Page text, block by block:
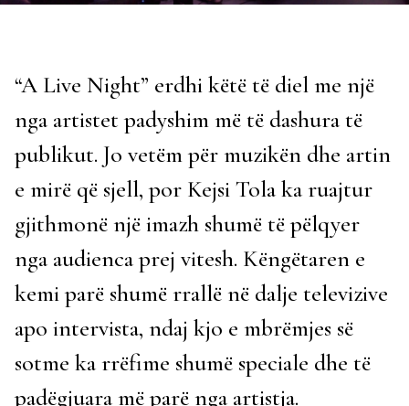
“A Live Night” erdhi këtë të diel me një
nga artistet padyshim më të dashura të
publikut. Jo vetëm për muzikën dhe artin
e mirë që sjell, por Kejsi Tola ka ruajtur
gjithmonë një imazh shumë të pëlqyer
nga audienca prej vitesh. Këngëtaren e
kemi parë shumë rrallë në dalje televizive
apo intervista, ndaj kjo e mbrëmjes së
sotme ka rrëfime shumë speciale dhe të
padëgjuara më parë nga artistja.